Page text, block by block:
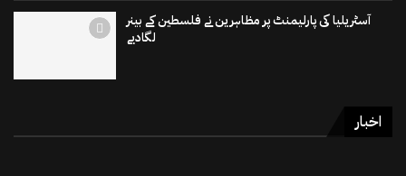
آسٹریلیا کی پارلیمنٹ پر مظاہرین نے فلسطین کے بینر
لگادیے
اخبار